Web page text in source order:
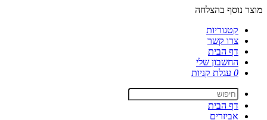
מוצר נוסף בהצלחה
קטגוריות
צרו קשר
דף הבית
החשבון שלי
0 עגלת קניות
דף הבית
אביזרים